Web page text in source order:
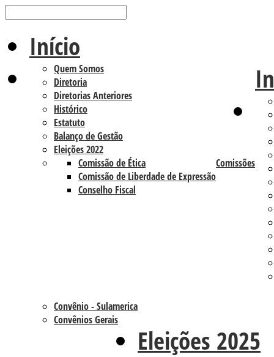
Início
Quem Somos
Diretoria
Diretorias Anteriores
Histórico
Estatuto
Balanço de Gestão
Eleições 2022
Comissões
Comissão de Ética
Comissão de Liberdade de Expressão
Conselho Fiscal
Convênio - Sulamerica
Convênios Gerais
Eleições 2025